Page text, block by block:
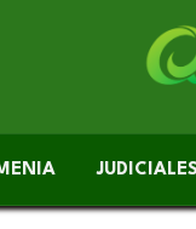
JUDICIALES